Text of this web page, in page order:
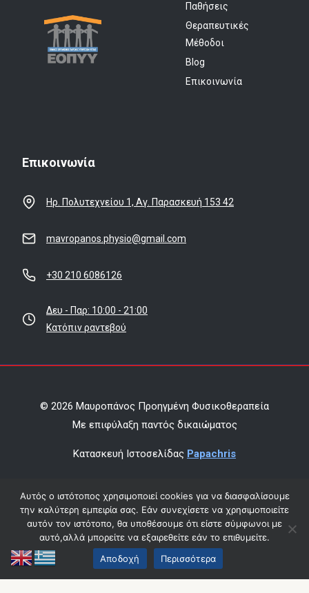
Παθήσεις
Θεραπευτικές
Μέθοδοι
Blog
Επικοινωνία
Επικοινωνία
Ηρ. Πολυτεχνείου 1, Αγ. Παρασκευή 153 42
mavropanos.physio@gmail.com
+30 210 6086126
Δευ - Παρ: 10:00 - 21:00
Κατόπιν ραντεβού
© 2026 Μαυροπάνος Προηγμένη Φυσικοθεραπεία
Mε επιφύλαξη παντός δικαιώματος
Κατασκευή Ιστοσελίδας Papachris
Οικονομικά Στοιχεία
Αυτός ο ιστότοπος χρησιμοποιεί cookies για να διασφαλίσουμε
την καλύτερη εμπειρία σας. Εάν συνεχίσετε να χρησιμοποιείτε
αυτόν τον ιστότοπο, θα υποθέσουμε ότι είστε σύμφωνοι με
αυτό,αλλά μπορείτε να εξαιρεθείτε εάν το επιθυμείτε.
Αποδοχή
Περισσότερα